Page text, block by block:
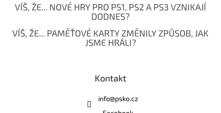
VÍŠ, ŽE... NOVÉ HRY PRO PS1, PS2 A PS3 VZNIKAJÍ
DODNES?
VÍŠ, ŽE... PAMĚŤOVÉ KARTY ZMĚNILY ZPŮSOB, JAK
JSME HRÁLI?
Kontakt
info@psko.cz